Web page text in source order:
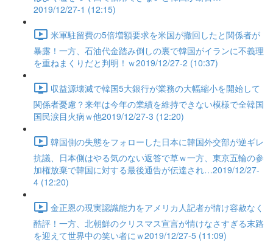
2019/12/27-1 (12:15)
米軍駐留費の5倍増額要求を米国が撤回したと関係者が
暴露！一方、石油代金踏み倒しの裏で韓国がイランに不義理
を重ねまくりだと判明！ｗ2019/12/27-2 (10:37)
収益源壊滅で韓国5大銀行が業務の大幅縮小を開始して
関係者憂慮？来年は今年の業績を維持できない模様で全韓国
国民涙目火病ｗ他2019/12/27-3 (12:20)
韓国側の失態をフォローした日本に韓国外交部が逆ギレ
抗議、日本側はやる気のない返答で草ｗ一方、東京五輪の参
加権放棄で韓国に対する最後通告が伝達され…2019/12/27-
4 (12:20)
金正恩の現実認識能力をアメリカ人記者が情け容赦なく
酷評！一方、北朝鮮のクリスマス宣言が情けなさすぎる末路
を迎えて世界中の笑い者にｗ2019/12/27-5 (11:09)